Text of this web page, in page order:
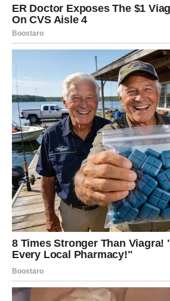
dobro ili novac koji dolazi iz pravca
očekivale.
Mnoge Škorpije će tokom narednog
problem koji ih dugo opterećuje.
Ono što će vas posebno iznenaditi
se neke stvari početi rješavati
trenutno mislite.
Zvijezde vam poručuju da budete
ali i da više vjerujete sebi i svojim
JEDNA ISTINA ĆE
OTVORITI OČI
Tokom narednog perioda mogle
će vam potpuno promijeniti pogled